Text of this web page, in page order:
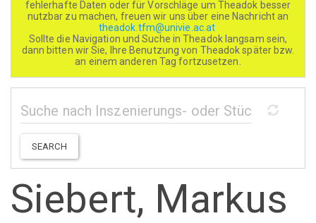
fehlerhafte Daten oder für Vorschläge um Theadok besser
nutzbar zu machen, freuen wir uns über eine Nachricht an
theadok.tfm@univie.ac.at
Sollte die Navigation und Suche in Theadok langsam sein,
dann bitten wir Sie, Ihre Benutzung von Theadok später bzw.
an einem anderen Tag fortzusetzen.
SEARCH
Siebert, Markus